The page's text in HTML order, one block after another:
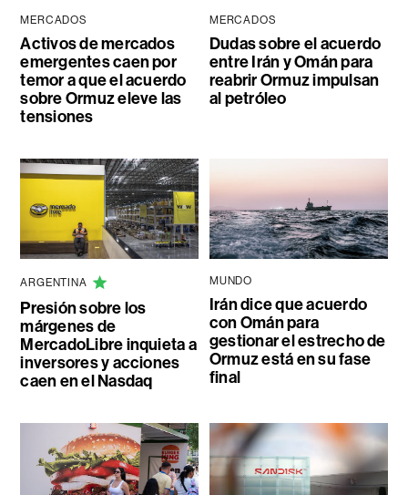
MERCADOS
Activos de mercados
emergentes caen por
temor a que el acuerdo
sobre Ormuz eleve las
tensiones
MERCADOS
Dudas sobre el acuerdo
entre Irán y Omán para
reabrir Ormuz impulsan
al petróleo
ARGENTINA
Presión sobre los
márgenes de
MercadoLibre inquieta a
inversores y acciones
caen en el Nasdaq
MUNDO
Irán dice que acuerdo
con Omán para
gestionar el estrecho de
Ormuz está en su fase
final